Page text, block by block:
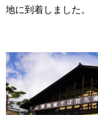
地に到着しました。